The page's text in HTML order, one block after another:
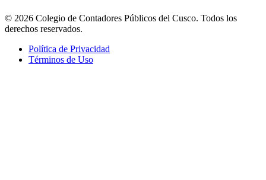
© 2026 Colegio de Contadores Públicos del Cusco. Todos los
derechos reservados.
Política de Privacidad
Términos de Uso